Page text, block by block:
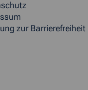
zur Barrierefreiheit